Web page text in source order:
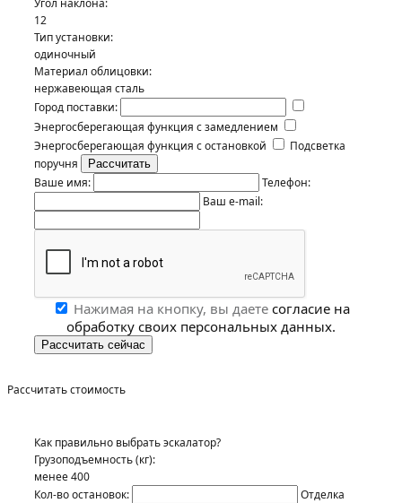
12
Тип установки:
одиночный
Материал облицовки:
нержавеющая сталь
Город поставки:
Энергосберегающая функция с замедлением
Энергосберегающая функция с остановкой
Подсветка
поручня
Ваше имя:
Телефон:
Ваш e-mail:
Нажимая на кнопку, вы даете согласие на
обработку своих персональных данных.
Рассчитать стоимость
Как правильно выбрать эскалатор?
Грузоподъемность (кг):
менее 400
Кол-во остановок:
Отделка